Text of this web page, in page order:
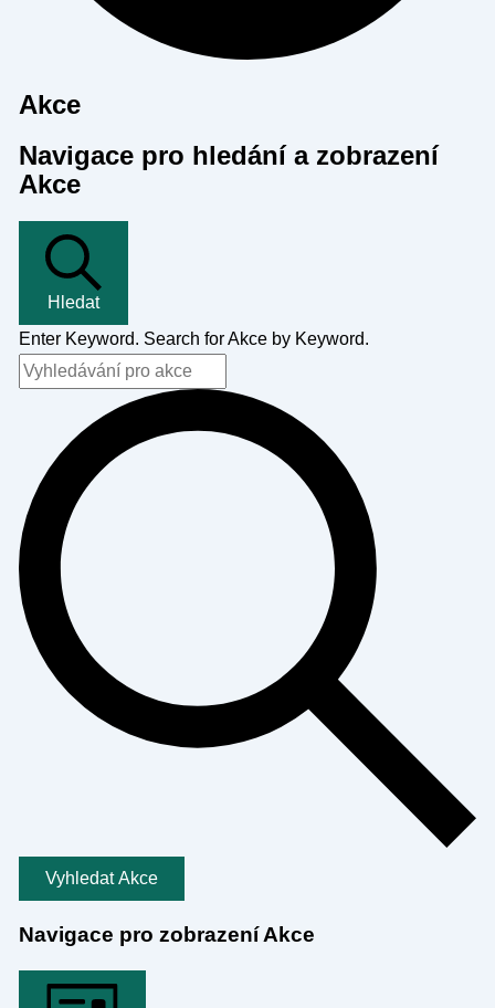
Akce
Navigace pro hledání a zobrazení
Akce
Hledat
Enter Keyword. Search for Akce by Keyword.
Vyhledat Akce
Navigace pro zobrazení Akce